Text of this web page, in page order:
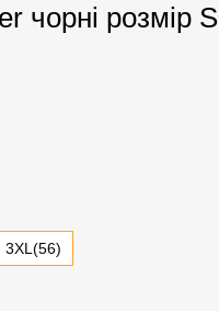
чорні розмір S
3XL(56)